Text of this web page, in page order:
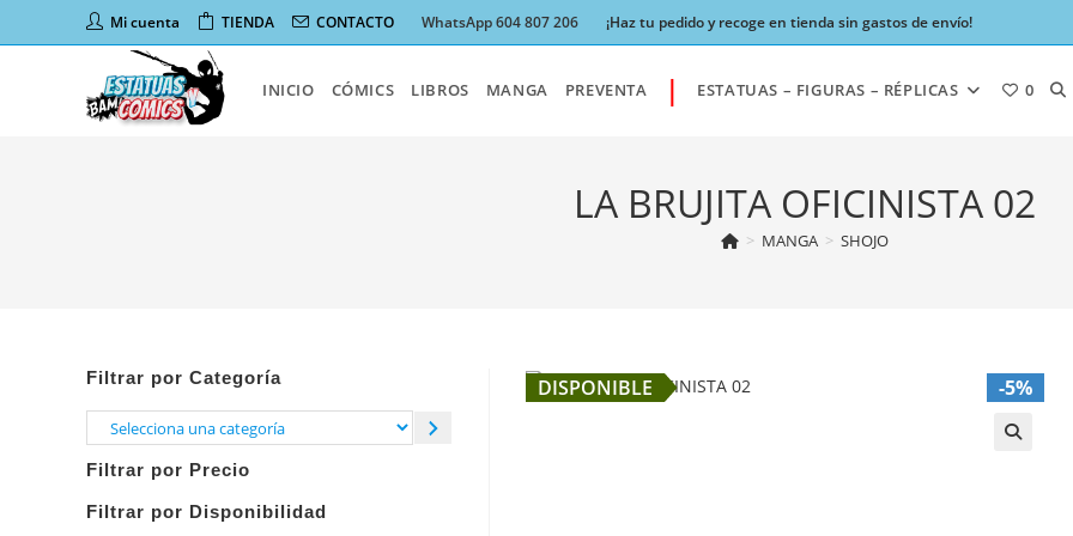
al
Mi cuenta TIENDA CONTACTO WhatsApp 604 807 206 ¡Haz tu pedido y recoge en tienda sin gastos de envío!
INICIO CÓMICS LIBROS MANGA PREVENTA | ESTATUAS – FIGURAS – RÉPLICAS 0
LA BRUJITA OFICINISTA 02
> MANGA > SHOJO
DISPONIBLE -5%
Filtrar por Categoría
Selecciona
categoría
Filtrar por Precio
Filtrar por Disponibilidad